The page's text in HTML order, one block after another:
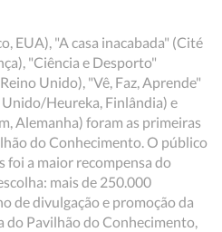
EUA), "A casa inacabada" (Cité
"Ciência e Desporto"
Unido), "Vê, Faz, Aprende"
Heureka, Finlândia) e
Alemanha) foram as primeiras
do Conhecimento. O público
foi a maior recompensa do
mais de 250.000
de divulgação e promoção da
do Pavilhão do Conhecimento,